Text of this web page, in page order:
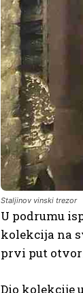
Staljinov vinski trezor
U podrumu
kolekcija na
prvi put
Dio kolekcije